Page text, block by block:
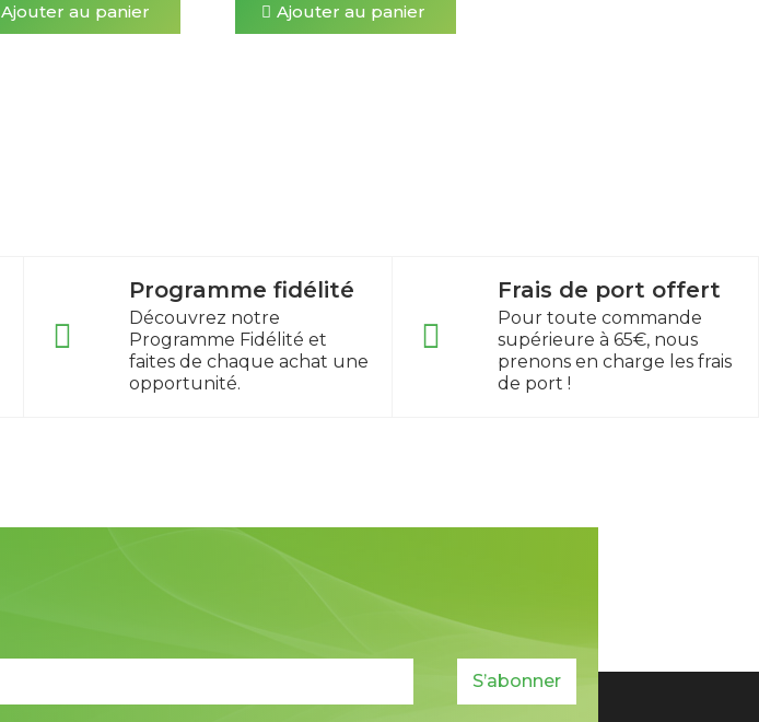
Ajouter au panier Ajouter au panier
Programme fidélité
Découvrez notre
Programme Fidélité et
faites de chaque achat une
opportunité.
Frais de port offert
Pour toute commande
supérieure à 65€, nous
prenons en charge les frais
de port !
S’abonner